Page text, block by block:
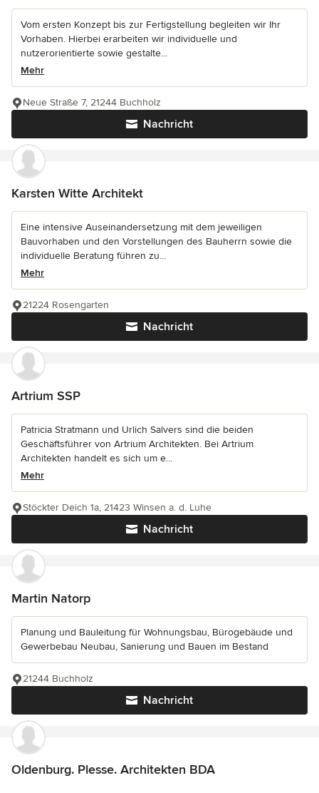
Vom ersten Konzept bis zur Fertigstellung begleiten wir Ihr
Vorhaben. Hierbei erarbeiten wir individuelle und
nutzerorientierte sowie gestalte...
Mehr
Nachricht
Neue Straße 7, 21244 Buchholz
Karsten Witte Architekt
Eine intensive Auseinandersetzung mit dem jeweiligen
Bauvorhaben und den Vorstellungen des Bauherrn sowie die
individuelle Beratung führen zu...
Mehr
Nachricht
21224 Rosengarten
Artrium SSP
Patricia Stratmann und Urlich Salvers sind die beiden
Geschäftsführer von Artrium Architekten. Bei Artrium
Architekten handelt es sich um e...
Mehr
Nachricht
Stöckter Deich 1a, 21423 Winsen a. d. Luhe
Martin Natorp
Planung und Bauleitung für Wohnungsbau, Bürogebäude und
Gewerbebau Neubau, Sanierung und Bauen im Bestand
Nachricht
21244 Buchholz
Oldenburg. Plesse. Architekten BDA